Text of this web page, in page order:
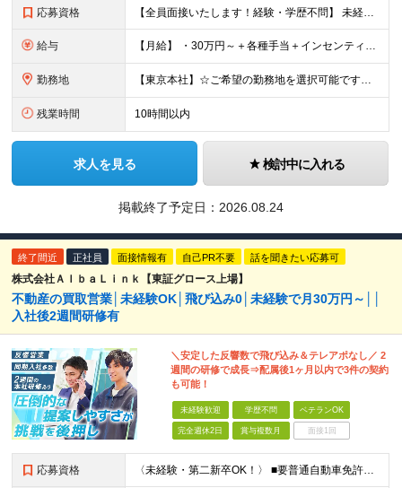
応募資格 【全員面接いたします！経験・学歴不問】 未経験から稼ぎたい人＜第二新卒・社会人デビュー歓迎＞ ☆職種・業種未経験歓迎！未経験から稼げる環境です。 ◇人柄・意欲重視の選考！◇ 面接はお互いのことを知
給与 【月給】 ・30万円～＋各種手当＋インセンティブ ・試用期間(6ヶ月) ※固定残業代は、時間外労働の有無に関わらず月34時間分を月5.6万円支給 ※上記を超える時間外労働分は追加で支給 ※試用期間中の
勤務地 【東京本社】☆ご希望の勤務地を選択可能です！U・Iターン歓迎 〒171-0021 東京都豊島区西池袋２丁目３９－８ ■新宿営業所 「新宿御苑前駅」より徒歩5分、「新宿三丁目駅」より徒歩8分 東京都新
残業時間 10時間以内
求人を見る 検討中に入れる
掲載終了予定日： 2026.08.24
終了間近 正社員 面接情報有 自己PR不要 話を聞きたい応募可
株式会社ＡｌｂａＬｉｎｋ【東証グロース上場】
不動産の買取営業│未経験OK│飛び込み0│未経験で月30万円～││
入社後2週間研修有
＼安定した反響数で飛び込み＆テレアポなし／ 2
週間の研修で成長⇒配属後1ヶ月以内で3件の契約
も可能！
未経験歓迎 学歴不問 ベテランOK
完全週休2日 賞与複数月 面接1回
応募資格 〈未経験・第二新卒OK！〉 ■要普通自動車免許（AT限定可） ■学歴不問 ＼ひとつでも当てはまる方はぜひ当社へ！／ ☆営業に集中できる環境で働きたい ☆成果が正当に評価される環境だ働きたい ☆扱う商